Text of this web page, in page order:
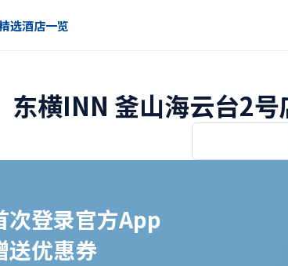
选酒店一览
东横INN 釜山海云台2
次登录官方App
送优惠券